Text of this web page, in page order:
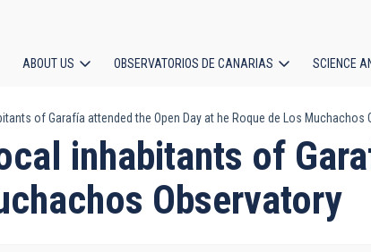
navigation
ABOUT US OBSERVATORIOS DE CANARIAS SCIENCE
of Garafía attended the Open Day at he Roque de Los Muchachos
inhabitants of
Observatory